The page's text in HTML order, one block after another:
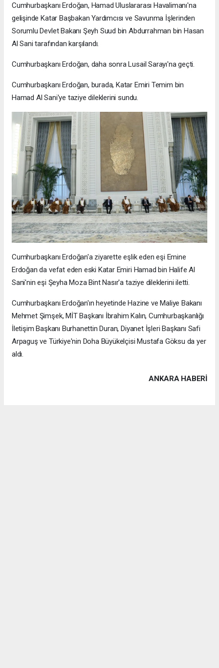
Cumhurbaşkanı Erdoğan, Hamad Uluslararası Havalimanı'na
gelişinde Katar Başbakan Yardımcısı ve Savunma İşlerinden
Sorumlu Devlet Bakanı Şeyh Suud bin Abdurrahman bin Hasan
Al Sani tarafından karşılandı.
Cumhurbaşkanı Erdoğan, daha sonra Lusail Sarayı'na geçti.
Cumhurbaşkanı Erdoğan, burada, Katar Emiri Temim bin
Hamad Al Sani'ye taziye dileklerini sundu.
Cumhurbaşkanı Erdoğan'a ziyarette eşlik eden eşi Emine
Erdoğan da vefat eden eski Katar Emiri Hamad bin Halife Al
Sani'nin eşi Şeyha Moza Bint Nasır'a taziye dileklerini iletti.
Cumhurbaşkanı Erdoğan'ın heyetinde Hazine ve Maliye Bakanı
Mehmet Şimşek, MİT Başkanı İbrahim Kalın, Cumhurbaşkanlığı
İletişim Başkanı Burhanettin Duran, Diyanet İşleri Başkanı Safi
Arpaguş ve Türkiye'nin Doha Büyükelçisi Mustafa Göksu da yer
aldı.
ANKARA HABERİ